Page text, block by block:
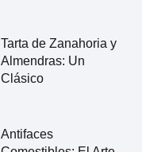
Tarta de Zanahoria y
Almendras: Un
Clásico
Antifaces